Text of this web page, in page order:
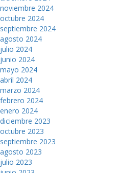
noviembre 2024
octubre 2024
septiembre 2024
agosto 2024
julio 2024
junio 2024
mayo 2024
abril 2024
marzo 2024
febrero 2024
enero 2024
diciembre 2023
octubre 2023
septiembre 2023
agosto 2023
julio 2023